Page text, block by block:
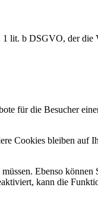
lit. b DSGVO, der
für die Besucher
Cookies bleiben auf
Ebenso
kann die